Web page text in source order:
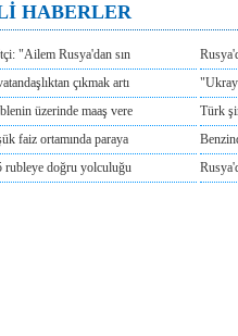
HABERLER
"Ailem Rusya'dan sın
çıkmak artı
üzerinde maaş vere
Türk
faiz ortamında paraya
rubleye doğru yolculuğu